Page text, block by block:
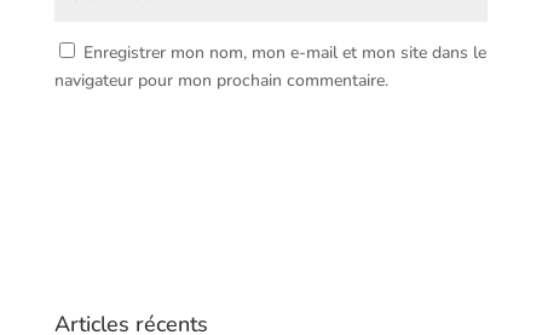
Enregistrer mon nom, mon e-mail et mon site dans le
navigateur pour mon prochain commentaire.
Articles récents